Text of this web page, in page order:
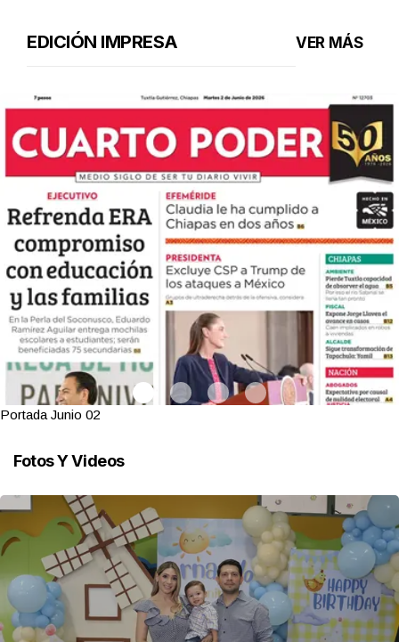
EDICIÓN IMPRESA VER MÁS
Portada Junio 02
Fotos Y Videos